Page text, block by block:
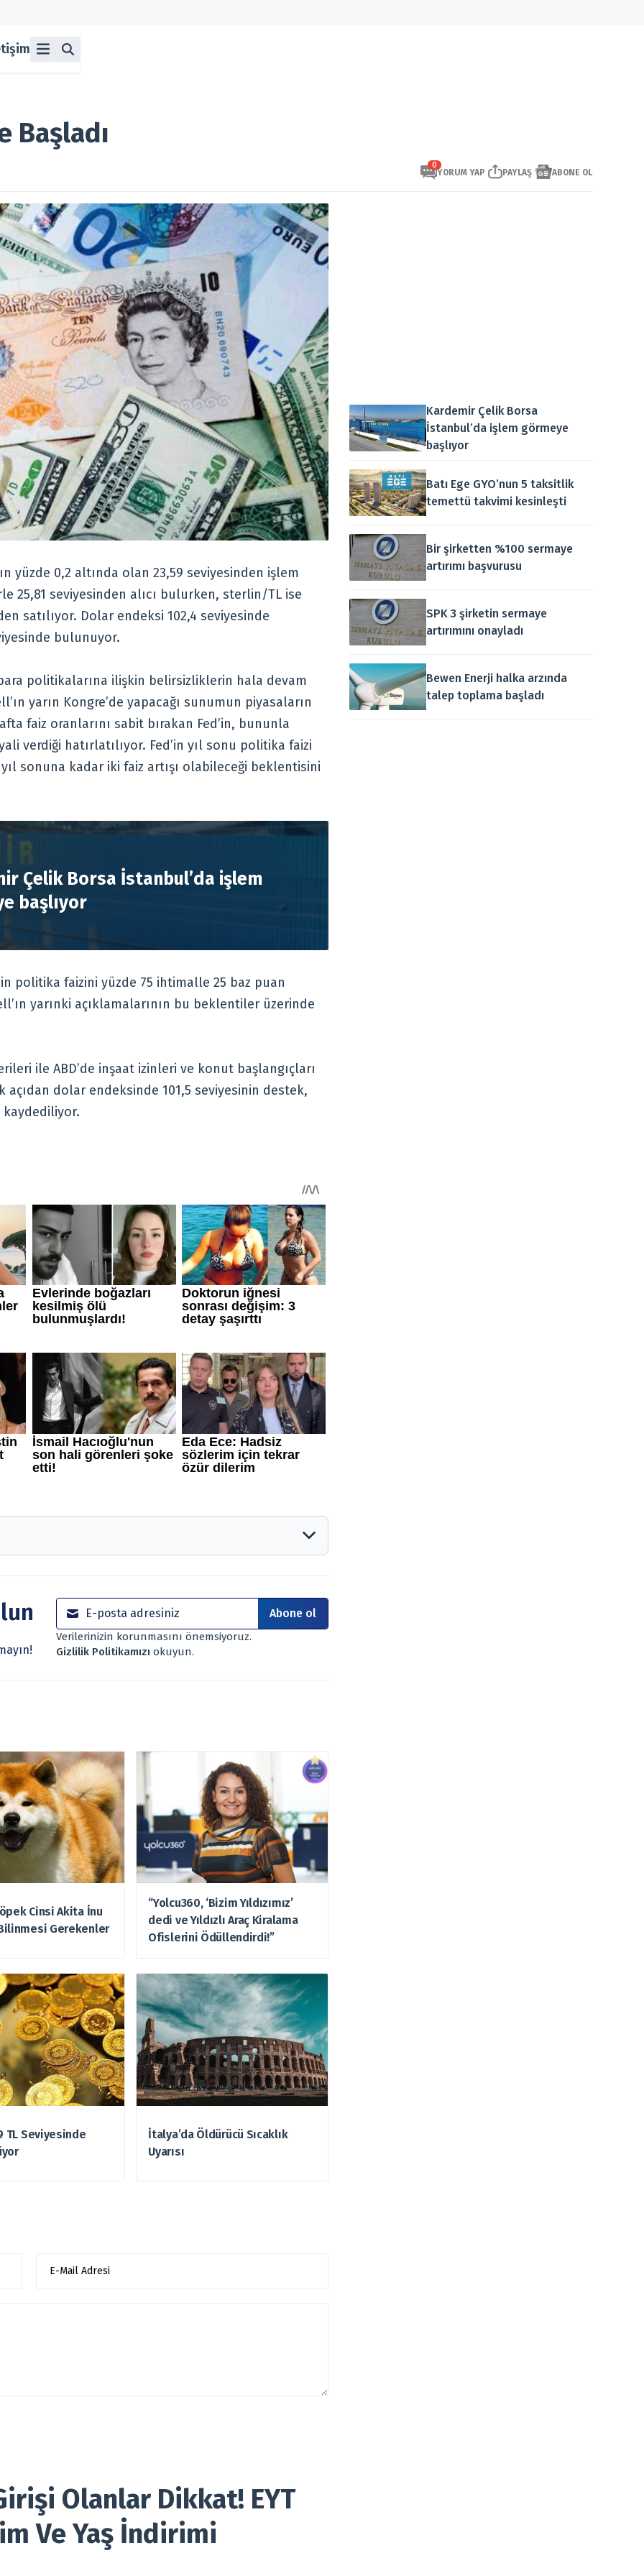
Başladı
0
YORUM YAP PAYLAŞ ABONE OL
yüzde 0,2 altında olan 23,59 seviyesinden işlem
25,81 seviyesinden alıcı bulurken, sterlin/TL ise
satılıyor. Dolar endeksi 102,4 seviyesinde
bulunuyor.
politikalarına ilişkin belirsizliklerin hala devam
yarın Kongre’de yapacağı sunumun piyasaların
faiz oranlarını sabit bırakan Fed’in, bununla
verdiği hatırlatılıyor. Fed’in yıl sonu politika faizi
sonuna kadar iki faiz artışı olabileceği beklentisini
Çelik Borsa İstanbul’da işlem
başlıyor
politika faizini yüzde 75 ihtimalle 25 baz puan
yarınki açıklamalarının bu beklentiler üzerinde
ile ABD’de inşaat izinleri ve konut başlangıçları
dolar endeksinde 101,5 seviyesinin destek,
kaydediliyor.
risk – getiri beklentileriniz ile uyuşmayabilir. Ayrıca
Bu nedenle doğabilecek kayıp ve zararlardan,
Abone ol
Verilerinizin korunmasını önemsiyoruz.
Gizlilik Politikamızıokuyun.
Cinsi Akita İnu
Gerekenler
“Yolcu360, ‘Bizim Yıldızımız’
dedi ve Yıldızlı Araç Kiralama
Ofislerini Ödüllendirdi!”
TL Seviyesinde
İtalya’da Öldürücü Sıcaklık
Uyarısı
Olanlar Dikkat! EYT
Ve Yaş İndirimi
Kardemir Çelik Borsa
İstanbul’da işlem görmeye
başlıyor
Batı Ege GYO’nun 5 taksitlik
temettü takvimi kesinleşti
Bir şirketten %100 sermaye
artırımı başvurusu
SPK 3 şirketin sermaye
artırımını onayladı
Bewen Enerji halka arzında
talep toplama başladı